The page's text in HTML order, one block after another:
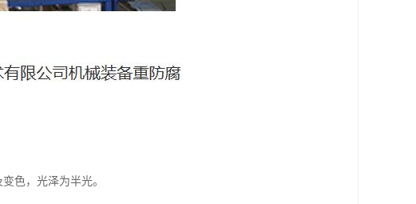
色，光泽为半光。